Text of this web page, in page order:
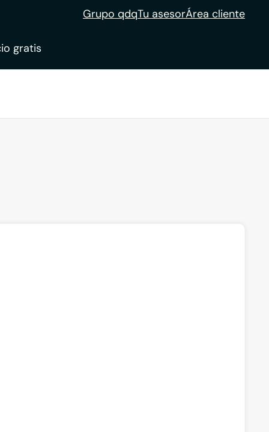
Grupo qdqTu asesorÁrea cliente
gratis